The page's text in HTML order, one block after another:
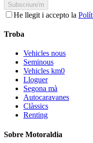
Subscriure'm
He llegit i accepto la
Troba
Vehicles nous
Seminous
Vehicles km0
Lloguer
Segona mà
Autocaravanes
Clàssics
Renting
Sobre Motoraldia